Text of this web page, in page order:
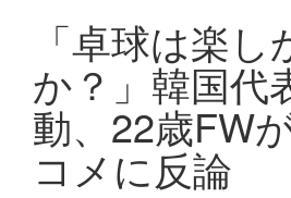
「卓球は楽し
か？」韓国代
動、22歳FW
コメに反論